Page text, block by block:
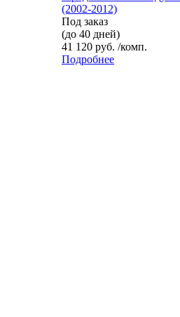
(2002-2012)
Под заказ
(до 40 дней)
41 120 руб. /комп.
Подробнее